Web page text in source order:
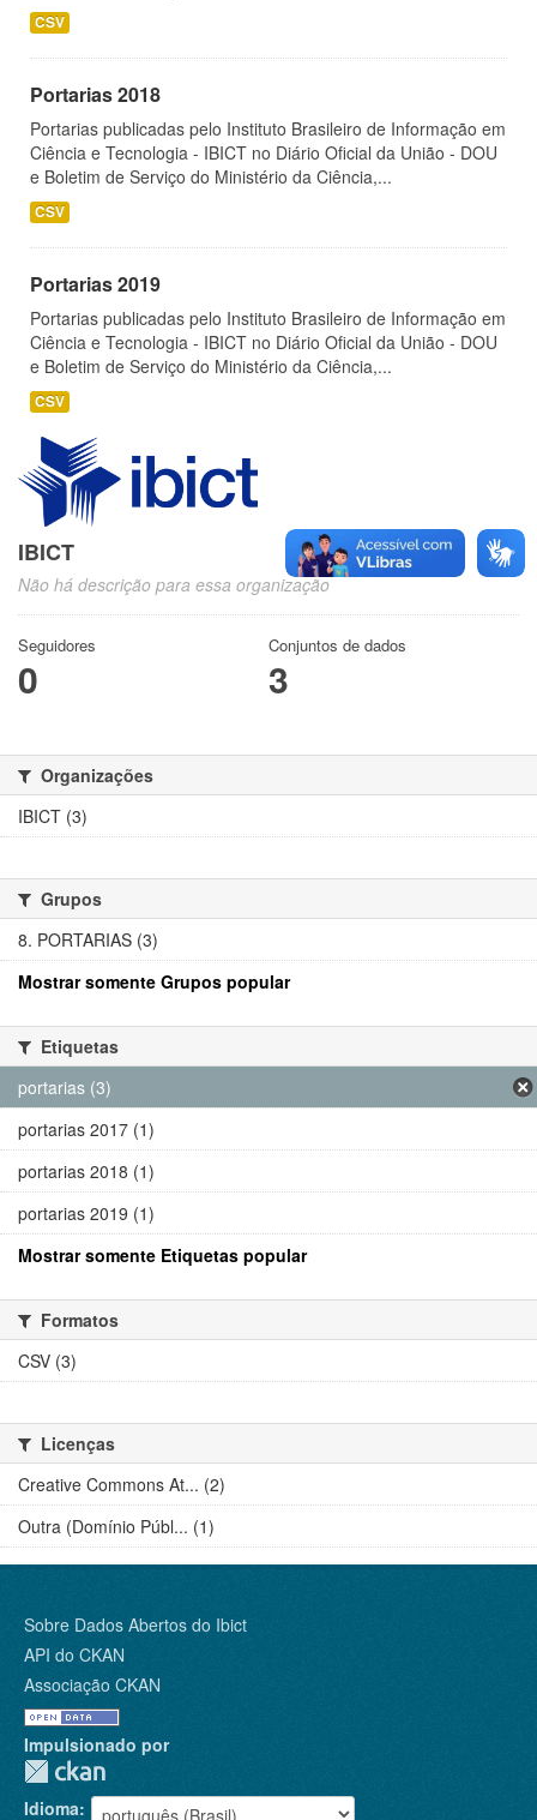
CSV
Portarias 2018
Portarias publicadas pelo Instituto Brasileiro de Informação em
Ciência e Tecnologia - IBICT no Diário Oficial da União - DOU
e Boletim de Serviço do Ministério da Ciência,...
CSV
Portarias 2019
Portarias publicadas pelo Instituto Brasileiro de Informação em
Ciência e Tecnologia - IBICT no Diário Oficial da União - DOU
e Boletim de Serviço do Ministério da Ciência,...
CSV
IBICT
Não há descrição para essa organização
Seguidores
0
Conjuntos de dados
3
Organizações
IBICT (3)
Grupos
8. PORTARIAS (3)
Mostrar somente Grupos popular
Etiquetas
portarias (3)
portarias 2017 (1)
portarias 2018 (1)
portarias 2019 (1)
Mostrar somente Etiquetas popular
Formatos
CSV (3)
Licenças
Creative Commons At... (2)
Outra (Domínio Públ... (1)
Sobre Dados Abertos do Ibict
API do CKAN
Associação CKAN
Impulsionado por
Idioma